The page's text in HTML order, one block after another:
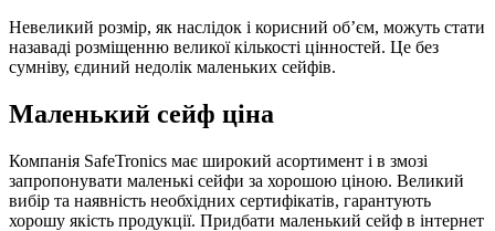
Невеликий розмір, як наслідок і корисний об’єм, можуть стати
назаваді розміщенню великої кількості цінностей. Це без
сумніву, єдиний недолік маленьких сейфів.
Маленький сейф ціна
Компанія SafeTronics має широкий асортимент і в змозі
запропонувати маленькі сейфи за хорошою ціною. Великий
вибір та наявність необхідних сертифікатів, гарантують
хорошу якість продукції. Придбати маленький сейф в інтернет